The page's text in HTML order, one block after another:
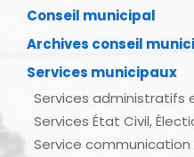
Conseil municipal
Archives conseil
Services municipaux
Services administratifs
Services État Civil,
Service